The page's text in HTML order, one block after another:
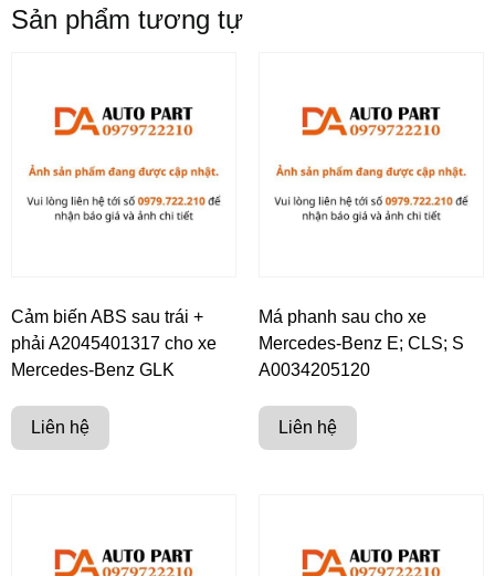
Sản phẩm tương tự
Cảm biến ABS sau trái +
phải A2045401317 cho xe
Mercedes-Benz GLK
Liên hệ
Má phanh sau cho xe
Mercedes-Benz E; CLS; S
A0034205120
Liên hệ